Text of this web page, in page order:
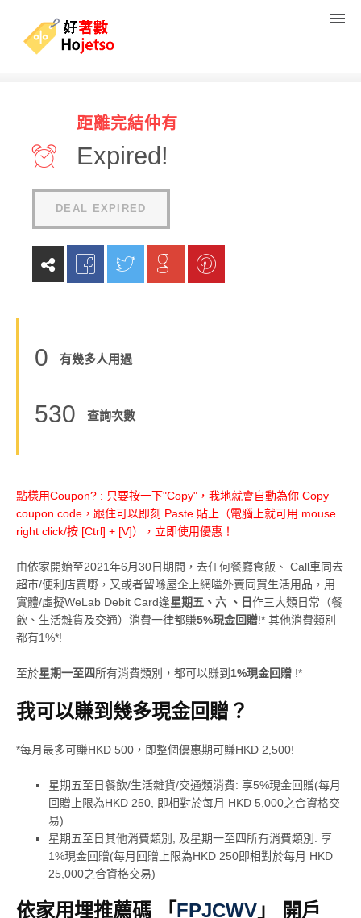
WeLab Debit Card 逢星期
五、六 、日消費 賺5%現金回
贈
(0 reviews)
距離完結仲有
Expired!
DEAL EXPIRED
0 有幾多人用過
530 查詢次數
點樣用Coupon? : 只要按一下"Copy"，我地就會自動為你 Copy
coupon code，跟住可以即刻 Paste 貼上（電腦上就可用 mouse
right click/按 [Ctrl] + [V]），立即使用優惠！
由依家開始至2021年6月30日期間，去任何餐廳食飯、 Call車同去
超市/便利店買嘢，又或者留喺屋企上網嗌外賣同買生活用品，用
實體/虛擬WeLab Debit Card逢星期五、六 、日作三大類日常（餐
飲、生活雜貨及交通）消費一律都賺5%現金回贈!* 其他消費類別
都有1%*!
至於星期一至四所有消費類別，都可以賺到 1%現金回贈 !*
我可以賺到幾多現金回贈？
*每月最多可賺HKD 500，即整個優惠期可賺HKD 2,500!
星期五至日餐飲/生活雜貨/交通類消費: 享5%現金回贈(每月
回贈上限為HKD 250, 即相對於每月 HKD 5,000之合資格交
易)
星期五至日其他消費類別; 及星期一至四所有消費類別: 享
1%現金回贈(每月回贈上限為HKD 250即相對於每月 HKD
25,000之合資格交易)
依家用埋推薦碼 「 FPJCWV 」 開戶